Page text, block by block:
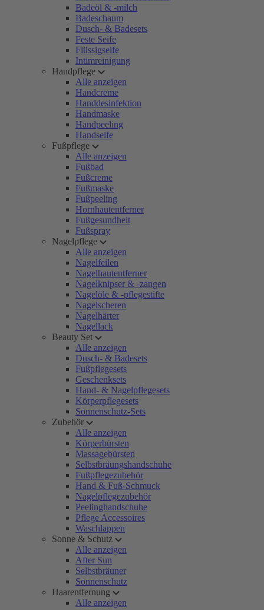
Badeöl & -milch
Badeschaum
Dusch- & Badesets
Feste Seife
Flüssigseife
Intimreinigung
Handpflege
Alle anzeigen
Handcreme
Handdesinfektion
Handmaske
Handpeeling
Handseife
Fußpflege
Alle anzeigen
Fußbad
Fußcreme
Fußmaske
Fußpeeling
Hornhautentferner
Fußgesundheit
Fußspray
Nagelpflege
Alle anzeigen
Nagelfeilen
Nagelhautentferner
Nagelknipser & -zangen
Nagelöle & -pflegestifte
Nagelscheren
Nagelhärter
Nagellack
Beauty Set
Alle anzeigen
Dusch- & Badesets
Fußpflegesets
Geschenksets
Hand- & Nagelpflegesets
Körperpflegesets
Sonnenschutz-Sets
Zubehör
Alle anzeigen
Körperbürsten
Massagebürsten
Selbstbräungshandschuhe
Fußpflegezubehör
Hand & Fuß-Schmuck
Nagelpflegezubehör
Peelinghandschuhe
Pflege Accessoires
Waschlappen
Sonne & Schutz
Alle anzeigen
After Sun
Selbstbräuner
Sonnenschutz
Haarentfernung
Alle anzeigen